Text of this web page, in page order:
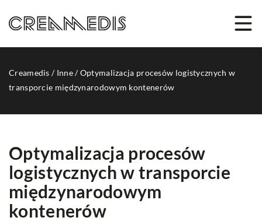
Creamedis / Inne/Optymalizacja procesów logistycznych w
transporcie międzynarodowym kontenerów
Optymalizacja procesów
logistycznych w transporcie
międzynarodowym
kontenerów